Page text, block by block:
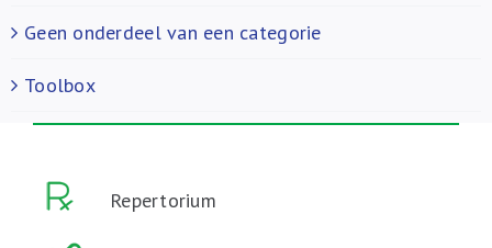
Geen onderdeel van een categorie
Toolbox
Repertorium